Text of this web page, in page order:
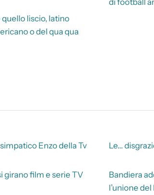
di football
quello liscio, latino
o del qua qua
Enzo della Tv Le…
girano film e serie TV
Bandiera
l’unione